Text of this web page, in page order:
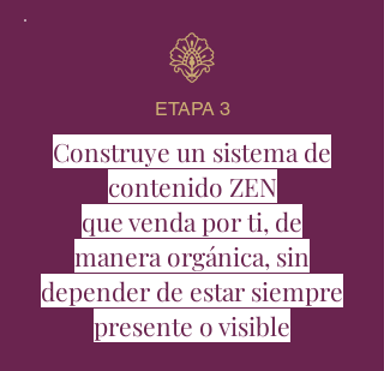
ETAPA 3
Construye un sistema de
contenido ZEN
que venda por ti, de
manera orgánica, sin
depender de estar siempre
presente o visible